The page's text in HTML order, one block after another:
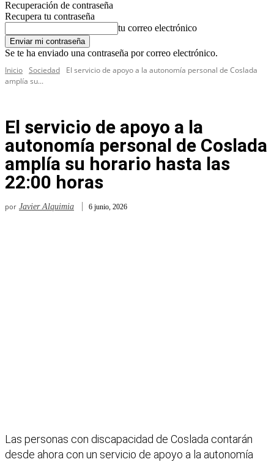
Recuperación de contraseña
Recupera tu contraseña
tu correo electrónico
Se te ha enviado una contraseña por correo electrónico.
Inicio Sociedad
El servicio de apoyo a la autonomía personal de Coslada
amplía su...
El servicio de apoyo a la
autonomía personal de Coslada
amplía su horario hasta las
22:00 horas
por Javier Alquimia 6 junio, 2026
Las personas con discapacidad de Coslada contarán
desde ahora con un servicio de apoyo a la autonomía